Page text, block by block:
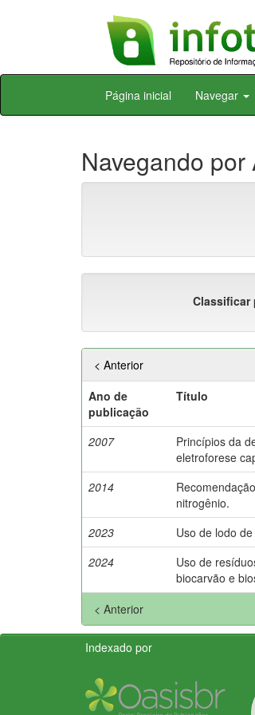
Skip
Página inicial Navegar
Navegando por
Classificar
< Anterior
Ano de
publicação
Título
2007
Princípios da
eletroforese
2014
nitrogênio.
2023 Uso de lodo
2024
Uso de
biocarvão e
< Anterior
Indexado por